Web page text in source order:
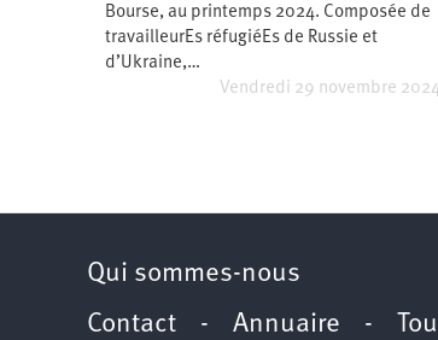
Bourse, au printemps 2024. Composée de
travailleurEs réfugiéEs de Russie et
d’Ukraine,…
Vendredi 29 novembre 2024
Qui sommes-nous
Contact - Annuaire -